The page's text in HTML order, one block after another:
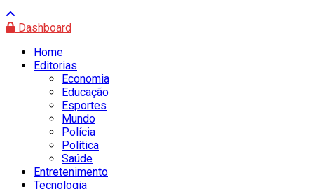
Dashboard
Home
Editorias
Economia
Educação
Esportes
Mundo
Polícia
Política
Saúde
Entretenimento
Tecnologia